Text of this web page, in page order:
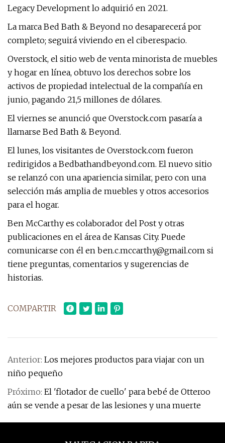
Legacy Development lo adquirió en 2021.
La marca Bed Bath & Beyond no desaparecerá por
completo; seguirá viviendo en el ciberespacio.
Overstock, el sitio web de venta minorista de muebles
y hogar en línea, obtuvo los derechos sobre los
activos de propiedad intelectual de la compañía en
junio, pagando 21,5 millones de dólares.
El viernes se anunció que Overstock.com pasaría a
llamarse Bed Bath & Beyond.
El lunes, los visitantes de Overstock.com fueron
redirigidos a Bedbathandbeyond.com. El nuevo sitio
se relanzó con una apariencia similar, pero con una
selección más amplia de muebles y otros accesorios
para el hogar.
Ben McCarthy es colaborador del Post y otras
publicaciones en el área de Kansas City. Puede
comunicarse con él en ben.c.mccarthy@gmail.com si
tiene preguntas, comentarios y sugerencias de
historias.
COMPARTIR
Anterior: Los mejores productos para viajar con un
niño pequeño
Próximo: El 'flotador de cuello' para bebé de Otteroo
aún se vende a pesar de las lesiones y una muerte